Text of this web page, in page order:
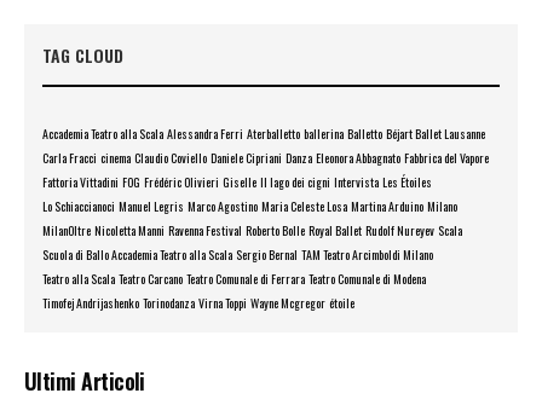
TAG CLOUD
Accademia Teatro alla Scala Alessandra Ferri Aterballetto ballerina Balletto Béjart Ballet Lausanne
Carla Fracci cinema Claudio Coviello Daniele Cipriani Danza Eleonora Abbagnato Fabbrica del Vapore
Fattoria Vittadini FOG Frédéric Olivieri Giselle Il lago dei cigni Intervista Les Étoiles
Lo Schiaccianoci Manuel Legris Marco Agostino Maria Celeste Losa Martina Arduino Milano
MilanOltre Nicoletta Manni Ravenna Festival Roberto Bolle Royal Ballet Rudolf Nureyev Scala
Scuola di Ballo Accademia Teatro alla Scala Sergio Bernal TAM Teatro Arcimboldi Milano
Teatro alla Scala Teatro Carcano Teatro Comunale di Ferrara Teatro Comunale di Modena
Timofej Andrijashenko Torinodanza Virna Toppi Wayne Mcgregor étoile
Ultimi Articoli